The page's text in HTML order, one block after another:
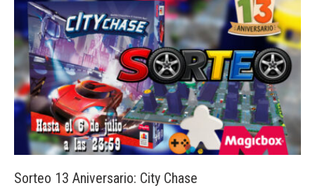
Sorteo 13 Aniversario: City Chase